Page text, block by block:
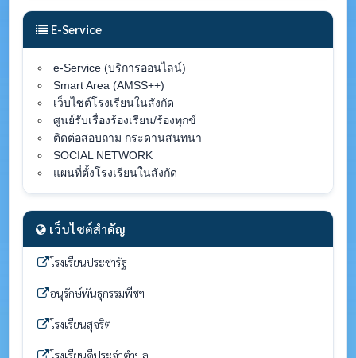
E-Service
e-Service (บริการออนไลน์)
Smart Area (AMSS++)
เว็บไซต์โรงเรียนในสังกัด
ศูนย์รับเรื่องร้องเรียน/ร้องทุกข์
ติดต่อสอบถาม กระดานสนทนา
SOCIAL NETWORK
แผนที่ตั้งโรงเรียนในสังกัด
เว็บไซต์สำคัญ
โรงเรียนประชารัฐ
อนุรักษ์พันธุกรรมพืชฯ
โรงเรียนสุจริต
โรงเรียนดีประจำตำบล